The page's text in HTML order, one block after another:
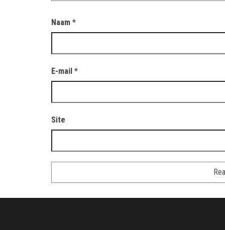
Naam *
E-mail *
Site